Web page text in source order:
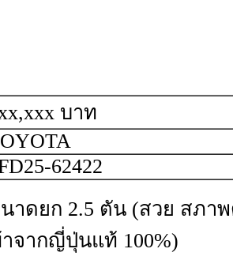
บาท
62422
าดยก 2.5 ตัน (สวย สภา
าจากญี่ปุ่นแท้ 100%)